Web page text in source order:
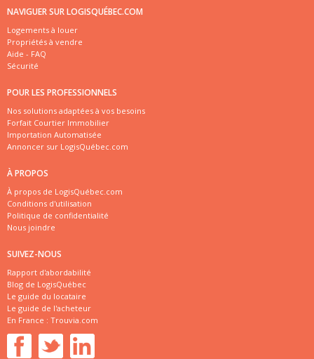
NAVIGUER SUR LOGISQUÉBEC.COM
Logements à louer
Propriétés à vendre
Aide - FAQ
Sécurité
POUR LES PROFESSIONNELS
Nos solutions adaptées à vos besoins
Forfait Courtier Immobilier
Importation Automatisée
Annoncer sur LogisQuébec.com
À PROPOS
À propos de LogisQuébec.com
Conditions d'utilisation
Politique de confidentialité
Nous joindre
SUIVEZ-NOUS
Rapport d'abordabilité
Blog de LogisQuébec
Le guide du locataire
Le guide de l'acheteur
En France : Trouvia.com